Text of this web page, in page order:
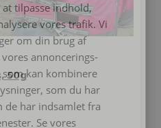
50g
tilpasse indhold,
vores trafik. Vi
om din brug af
annoncerings-
kan kombinere
som du har
de har indsamlet fra
Se vores